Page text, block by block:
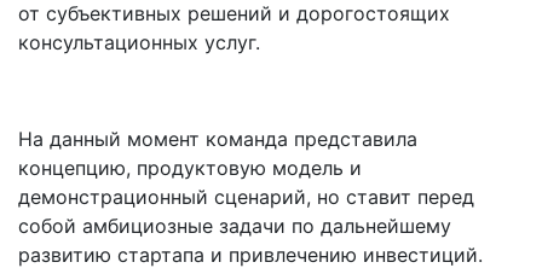
от субъективных решений и дорогостоящих
консультационных услуг.
На данный момент команда представила
концепцию, продуктовую модель и
демонстрационный сценарий, но ставит перед
собой амбициозные задачи по дальнейшему
развитию стартапа и привлечению инвестиций.